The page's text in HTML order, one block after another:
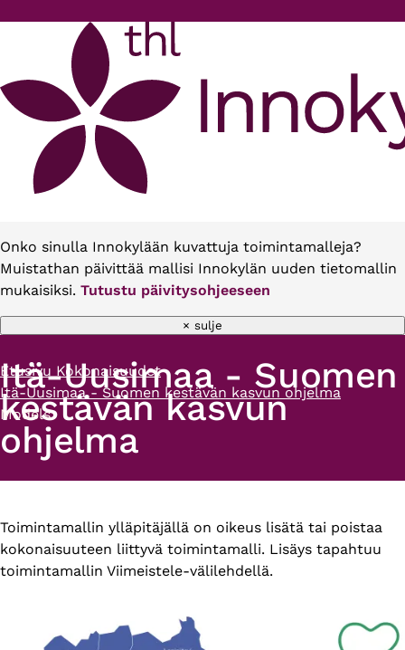
Onko sinulla Innokylään kuvattuja toimintamalleja?
Muistathan päivittää mallisi Innokylän uuden tietomallin
mukaisiksi. Tutustu päivitysohjeeseen
× sulje
Murupolku
Etusivu Kokonaisuudet
Itä-Uusimaa - Suomen kestävän kasvun ohjelma
Models
Itä-Uusimaa - Suomen
kestävän kasvun
ohjelma
Primary
tabs
Toimintamallin ylläpitäjällä on oikeus lisätä tai poistaa
kokonaisuuteen liittyvä toimintamalli. Lisäys tapahtuu
toimintamallin Viimeistele-välilehdellä.